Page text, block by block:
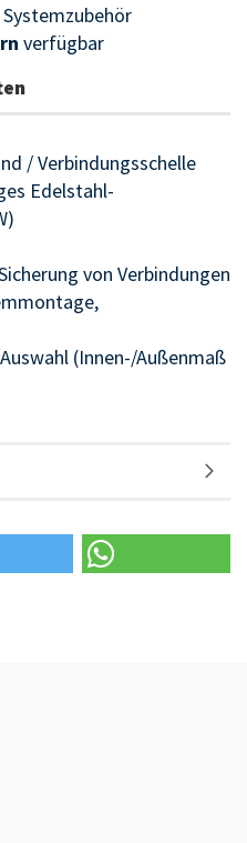
Systemzubehör
verfügbar
/ Verbindungsschelle
Edelstahl-
von Verbindungen
(Innen-/Außenmaß